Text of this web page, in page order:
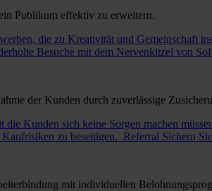
Publikum effektiv zu erweitern.
die zu Kreativität und Gemeinschaft
Besuche mit dem Nervenkitzel von
der Kunden durch zuverlässige
Kunden sich keine Sorgen machen
zu beseitigen. Referral Sichern
mit individuellen